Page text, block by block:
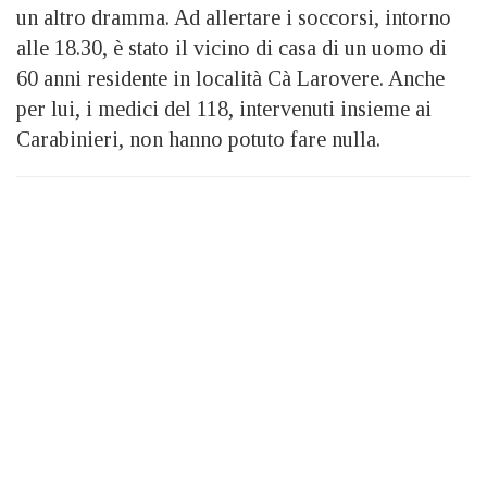
un altro dramma. Ad allertare i soccorsi, intorno
alle 18.30, è stato il vicino di casa di un uomo di
60 anni residente in località Cà Larovere. Anche
per lui, i medici del 118, intervenuti insieme ai
Carabinieri, non hanno potuto fare nulla.